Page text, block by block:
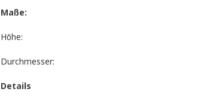
Maße:
Höhe:
Durchmesser:
Details